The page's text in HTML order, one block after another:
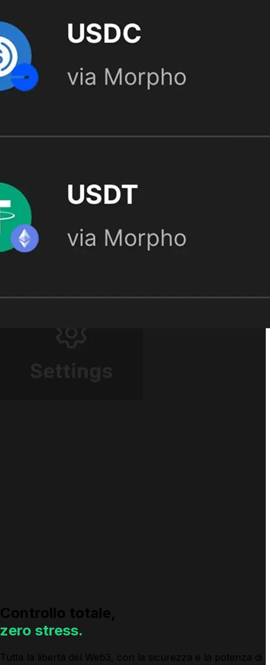
Controllo totale,
zero stress.
Tutta la libertà del Web3, con la sicurezza e la potenza di